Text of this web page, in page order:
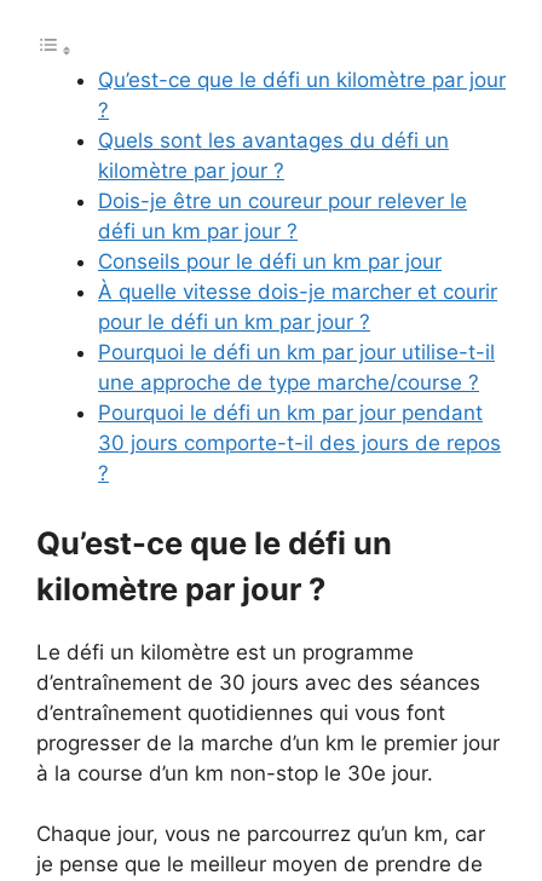
Qu’est-ce que le défi un kilomètre par jour
?
Quels sont les avantages du défi un
kilomètre par jour ?
Dois-je être un coureur pour relever le
défi un km par jour ?
Conseils pour le défi un km par jour
À quelle vitesse dois-je marcher et courir
pour le défi un km par jour ?
Pourquoi le défi un km par jour utilise-t-il
une approche de type marche/course ?
Pourquoi le défi un km par jour pendant
30 jours comporte-t-il des jours de repos
?
Qu’est-ce que le défi un
kilomètre par jour ?
Le défi un kilomètre est un programme
d’entraînement de 30 jours avec des séances
d’entraînement quotidiennes qui vous font
progresser de la marche d’un km le premier jour
à la course d’un km non-stop le 30e jour.
Chaque jour, vous ne parcourrez qu’un km, car
je pense que le meilleur moyen de prendre de